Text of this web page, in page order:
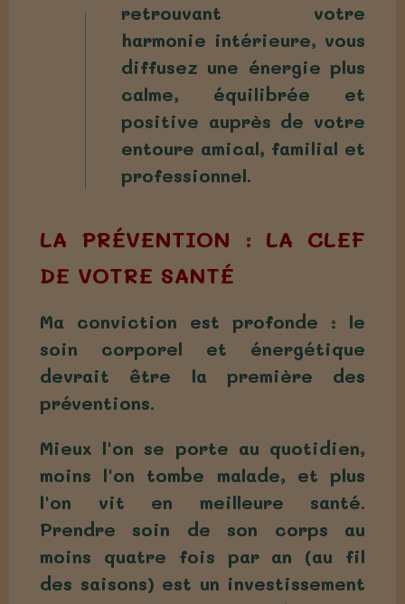
retrouvant votre
harmonie intérieure, vous
diffusez une énergie plus
calme, équilibrée et
positive auprès de votre
entoure amical, familial et
professionnel.
LA PRÉVENTION : LA CLEF
DE VOTRE SANTÉ
Ma conviction est profonde : le
soin corporel et énergétique
devrait être la première des
préventions.
Mieux l'on se porte au quotidien,
moins l'on tombe malade, et plus
l'on vit en meilleure santé.
Prendre soin de son corps au
moins quatre fois par an (au fil
des saisons) est un investissement